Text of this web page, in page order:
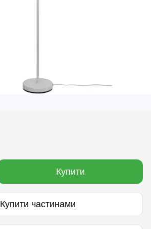
Купити
Купити частинами